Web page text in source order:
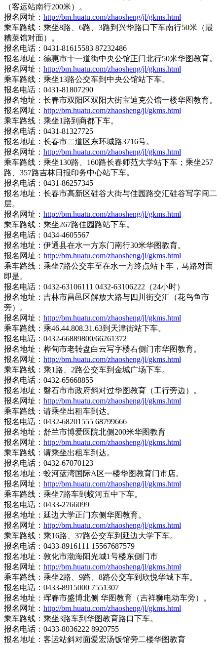
（客运站南行200米）。
报名网址： http://bm.huatu.com/zhaosheng/jl/gkms.html
乘车路线：乘坐8路、6路、3路到兴华路口下车南行50米（最
糟菜馆对面）。
报名电话：0431-81615583 87232486
报名地址：德惠市十一道街中央公馆正门北行50米华图教育。
报名网址： http://bm.huatu.com/zhaosheng/jl/gkms.html
乘车路线：乘坐13路公交车到中央公馆站下车。
报名电话：0431-81807290
报名地址：长春市双阳区双阳大街宝迪克公馆一楼华图教育。
报名网址： http://bm.huatu.com/zhaosheng/jl/gkms.html
乘车路线：乘坐1路到商都下车。
报名电话：0431-81327725
报名地址：长春市二道区东环城路3716号。
报名网址： http://bm.huatu.com/zhaosheng/jl/gkms.html
乘车路线：乘坐130路、160路长春师范大学站下车；乘坐257
路、357路吉林日报印务中心站下车。
报名电话：0431-86257345
报名地址：长春市高新区硅谷大街与佳园路交汇硅谷写字间二
层。
报名网址： http://bm.huatu.com/zhaosheng/jl/gkms.html
乘车路线：乘坐267路佳园路站下车。
报名电话：0434-4605567
报名地址：伊通县在水一方东门南行30米华图教育。
报名网址： http://bm.huatu.com/zhaosheng/jl/gkms.html
乘车路线：乘坐7路公交车至在水一方终点站下车，马路对面
即是。
报名电话：0432-63106111 0432-63106222（24小时）
报名地址：吉林市昌邑区解放大路与四川街交汇（花鸟鱼市
旁）。
报名网址： http://bm.huatu.com/zhaosheng/jl/gkms.html
乘车路线：乘46.44.808.31.63到天津街站下车。
报名电话：0432-66889800/66261372
报名地址：桦甸市老转盘白云写字楼右侧门市华图教育。
报名网址： http://bm.huatu.com/zhaosheng/jl/gkms.html
乘车路线：乘1路、2路公交车到金城广场下车。
报名电话：0432-65668855
报名地址：磐石市市政府斜对过华图教育（工行旁边）。
报名网址： http://bm.huatu.com/zhaosheng/jl/gkms.html
乘车路线：请乘坐出租车到达。
报名电话：0432-68201555 68799666
报名地址：舒兰市博爱医院北侧200米华图教育
报名网址： http://bm.huatu.com/zhaosheng/jl/gkms.html
乘车路线：请乘坐出租车到达。
报名电话：0432-67070123
报名地址：蛟河蓝湾国际A区一楼华图教育门市店。
报名网址： http://bm.huatu.com/zhaosheng/jl/gkms.html
乘车路线：乘坐7路车到蛟河五中下车。
报名电话：0433-2766099
报名地址：延边大学正门东侧华图教育。
报名网址： http://bm.huatu.com/zhaosheng/jl/gkms.html
乘车路线：乘16路、37路公交车到延边大学下车。
报名电话：0433-8916111 15567687579
报名地址：敦化市渤海阳光城1号楼东侧门市
报名网址： http://bm.huatu.com/zhaosheng/jl/gkms.html
乘车路线：乘坐2路、9路、8路公交车到欣悦华城下车。
报名电话：0433-8915000 7551307
报名地址：珲春市盛博北侧 华图教育（吉祥狮电动车旁）。
报名网址： http://bm.huatu.com/zhaosheng/jl/gkms.html
乘车路线：乘坐3路车到华图教育路口下车。
报名电话：0433-8036222 8920755
报名地址：客运站斜对面爱宏汤饭馆旁二楼华图教育